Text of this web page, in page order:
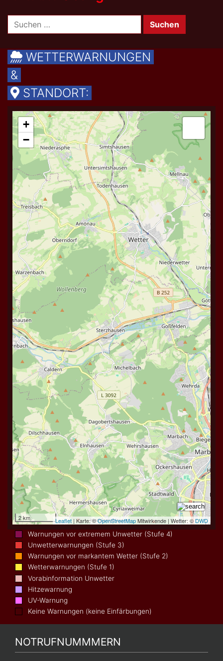
Suchen
nach:
WETTERWARNUNGEN
&
STANDORT:
Warnungen vor extremem Unwetter (Stufe 4)
Unwetterwarnungen (Stufe 3)
Warnungen vor markantem Wetter (Stufe 2)
Wetterwarnungen (Stufe 1)
Vorabinformation Unwetter
Hitzewarnung
UV-Warnung
Keine Warnungen (keine Einfärbungen)
NOTRUFNUMMMERN